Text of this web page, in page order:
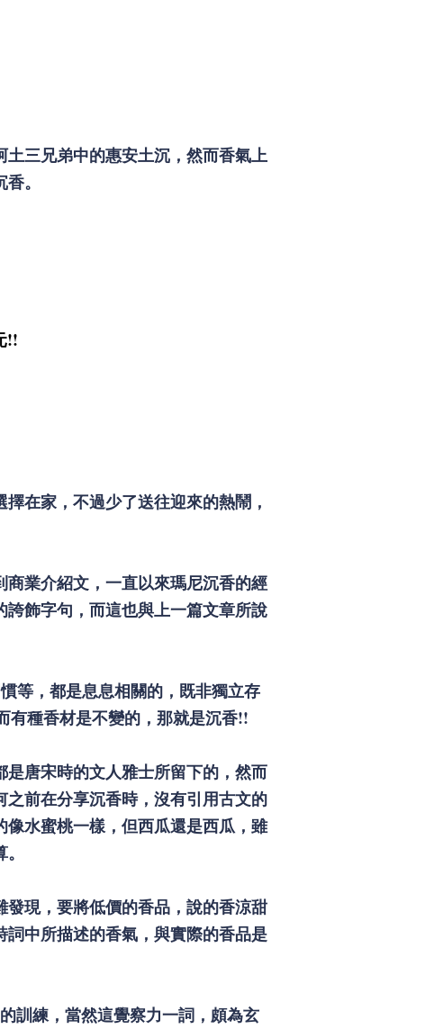
三兄弟中的惠安土沉，然而香氣上
。
!!
在家，不過少了送往迎來的熱鬧，
業介紹文，一直以來瑪尼沉香的經
飾字句，而這也與上一篇文章所說
等，都是息息相關的，既非獨立存
有種香材是不變的，那就是沉香!!
唐宋時的文人雅士所留下的，然而
前在分享沉香時，沒有引用古文的
水蜜桃一樣，但西瓜還是西瓜，雖
現，要將低價的香品，說的香涼甜
中所描述的香氣，與實際的香品是
訓練，當然這覺察力一詞，頗為玄